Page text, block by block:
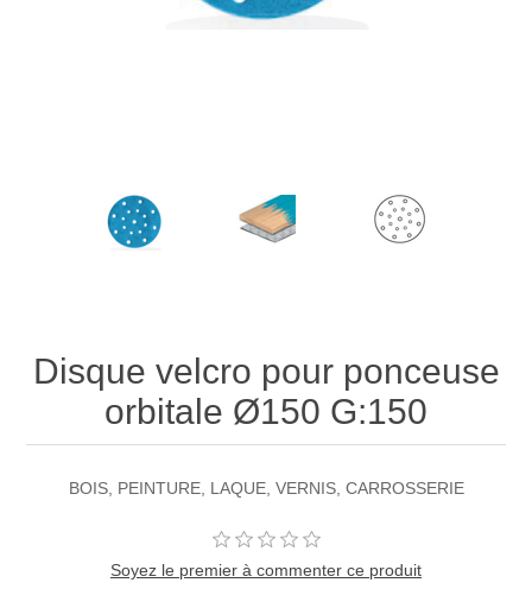
Disque velcro pour ponceuse
orbitale Ø150 G:150
BOIS, PEINTURE, LAQUE, VERNIS, CARROSSERIE
Soyez le premier à commenter ce produit